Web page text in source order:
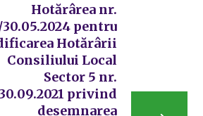
Hotărârea nr.
pentru
Hotărârii
Consiliului Local
Sector 5 nr.
privind
desemnarea